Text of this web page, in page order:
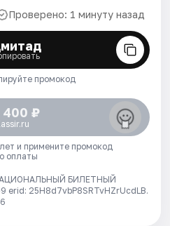
Проверено: 1 минуту назад
промокод
400 ₽
и примените промокод
оплаты
БИЛЕТНЫЙ
25H8d7vbP8SRTvHZrUcdLB.